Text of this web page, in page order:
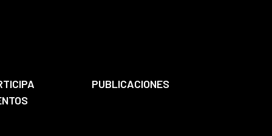
PUBLICACIONES